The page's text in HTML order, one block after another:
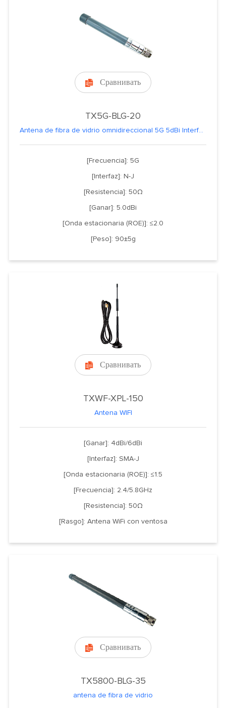
 Сравнивать
TX5G-BLG-20
Antena de fibra de vidrio omnidireccional 5G 5dBi Interfaz N-J/N-K Vibrador de cobre puro FRP Polarización vertical IoT
[Frecuencia]: 5G
[Interfaz]: N-J
[Resistencia]: 50Ω
[Ganar]: 5.0dBi
[Onda estacionaria (ROE)]: ≤2.0
[Peso]: 90±5g
 Сравнивать
TXWF-XPL-150
Antena WIFI
[Ganar]: 4dBi/6dBi
[Interfaz]: SMA-J
[Onda estacionaria (ROE)]: ≤1.5
[Frecuencia]: 2.4/5.8GHz
[Resistencia]: 50Ω
[Rasgo]: Antena WiFi con ventosa
 Сравнивать
TX5800-BLG-35
antena de fibra de vidrio